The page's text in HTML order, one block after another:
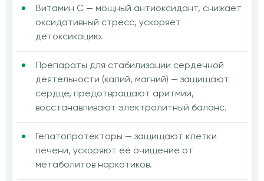
Витамин C — мощный антиоксидант, снижает
оксидативный стресс, ускоряет
детоксикацию.
Препараты для стабилизации сердечной
деятельности (калий, магний) — защищают
сердце, предотвращают аритмии,
восстанавливают электролитный баланс.
Гепатопротекторы — защищают клетки
печени, ускоряют её очищение от
метаболитов наркотиков.